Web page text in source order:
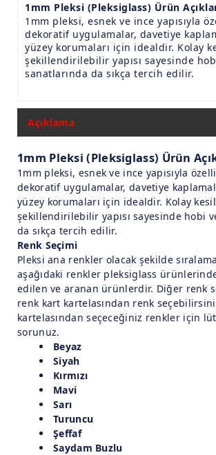
1mm Pleksi (Pleksiglass) Ürün
1mm pleksi, esnek ve ince yapısıyla
dekoratif uygulamalar, davetiye
yüzey korumaları için idealdir. Kolay
şekillendirilebilir yapısı sayesinde
sanatlarında da sıkça tercih edilir.
Açıklama
1mm Pleksi (Pleksiglass) Ürün
1mm pleksi, esnek ve ince yapısıyla
dekoratif uygulamalar, davetiye
yüzey korumaları için idealdir. Kolay
şekillendirilebilir yapısı sayesinde hobi
da sıkça tercih edilir.
Renk Seçimi
Pleksi ana renkler olacak şekilde
aşağıdaki renkler pleksiglass
edilen ve aranan ürünlerdir. Diğer renk
renk kart kartelasından renk
kartelasından seçeceğiniz renkler için
sorunuz.
Beyaz
Siyah
Kırmızı
Mavi
Sarı
Turuncu
Şeffaf
Saydam Buzlu